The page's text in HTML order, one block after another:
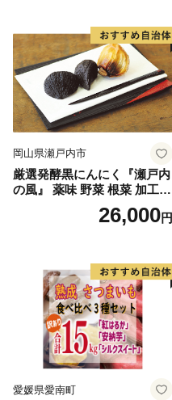
県 高鍋町産 産地直送 有機肥
料使用 高糖度 西森農園
岡山県瀬戸内市
厳選発酵黒にんにく『瀬戸内
の風』 薬味 野菜 根菜 加工食
26,000円
愛媛県愛南町